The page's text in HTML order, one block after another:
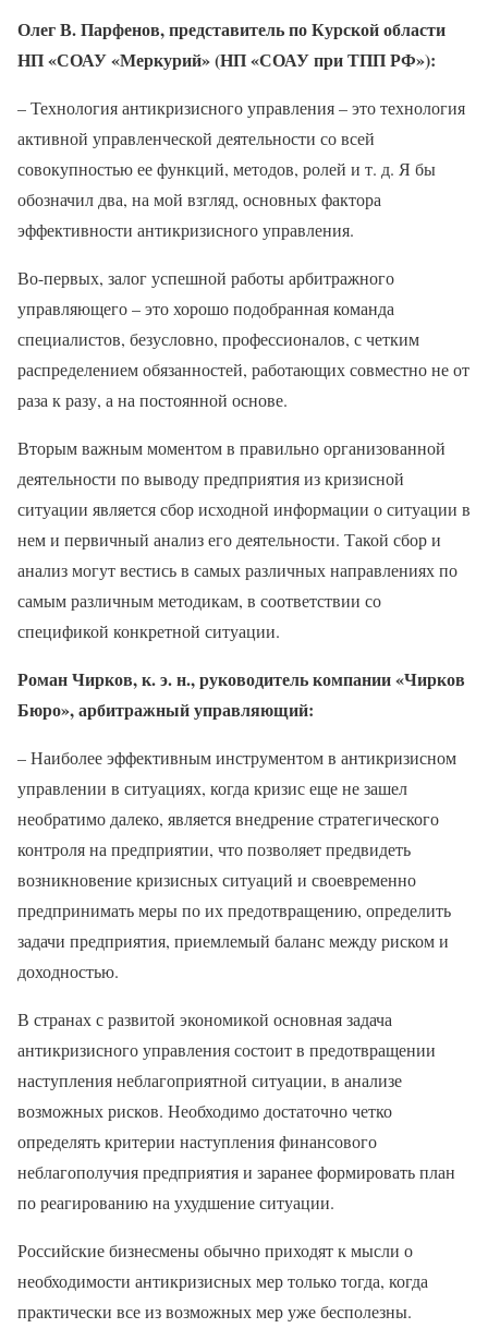
Олег В. Парфенов, представитель по Курской области
НП «СОАУ «Меркурий» (НП «СОАУ при ТПП РФ»):
– Технология антикризисного управления – это технология
активной управленческой деятельности со всей
совокупностью ее функций, методов, ролей и т. д. Я бы
обозначил два, на мой взгляд, основных фактора
эффективности антикризисного управления.
Во-первых, залог успешной работы арбитражного
управляющего – это хорошо подобранная команда
специалистов, безусловно, профессионалов, с четким
распределением обязанностей, работающих совместно не от
раза к разу, а на постоянной основе.
Вторым важным моментом в правильно организованной
деятельности по выводу предприятия из кризисной
ситуации является сбор исходной информации о ситуации в
нем и первичный анализ его деятельности. Такой сбор и
анализ могут вестись в самых различных направлениях по
самым различным методикам, в соответствии со
спецификой конкретной ситуации.
Роман Чирков, к. э. н., руководитель компании «Чирков
Бюро», арбитражный управляющий:
– Наиболее эффективным инструментом в антикризисном
управлении в ситуациях, когда кризис еще не зашел
необратимо далеко, является внедрение стратегического
контроля на предприятии, что позволяет предвидеть
возникновение кризисных ситуаций и своевременно
предпринимать меры по их предотвращению, определить
задачи предприятия, приемлемый баланс между риском и
доходностью.
В странах с развитой экономикой основная задача
антикризисного управления состоит в предотвращении
наступления неблагоприятной ситуации, в анализе
возможных рисков. Необходимо достаточно четко
определять критерии наступления финансового
неблагополучия предприятия и заранее формировать план
по реагированию на ухудшение ситуации.
Российские бизнесмены обычно приходят к мысли о
необходимости антикризисных мер только тогда, когда
практически все из возможных мер уже бесполезны.